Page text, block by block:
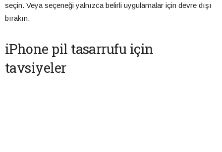
seçin. Veya seçeneği yalnızca belirli uygulamalar için devre dışı
bırakın.
iPhone pil tasarrufu için
tavsiyeler